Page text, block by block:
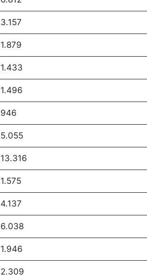
3.157
1.879
1.433
1.496
946
5.055
13.316
1.575
4.137
6.038
1.946
2.309